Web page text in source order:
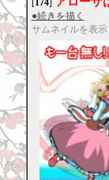
[174]
●続きを描く
サムネイルを表